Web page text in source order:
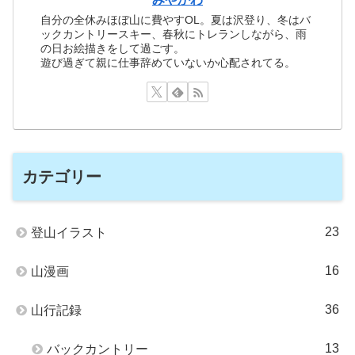
自分の全休みほぼ山に費やすOL。夏は沢登り、冬はバ
ックカントリースキー、春秋にトレランしながら、雨
の日お絵描きをして過ごす。
遊び過ぎて親に仕事辞めていないか心配されてる。
カテゴリー
登山イラスト 23
山漫画 16
山行記録 36
バックカントリー 13